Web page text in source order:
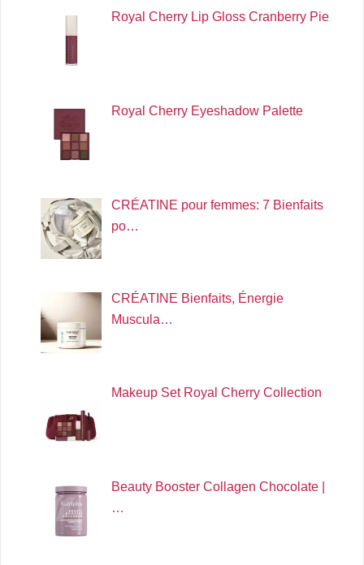
Royal Cherry Lip Gloss Cranberry Pie
Royal Cherry Eyeshadow Palette
CRÉATINE pour femmes: 7 Bienfaits
po…
CRÉATINE Bienfaits, Énergie
Muscula…
Makeup Set Royal Cherry Collection
Beauty Booster Collagen Chocolate |
…